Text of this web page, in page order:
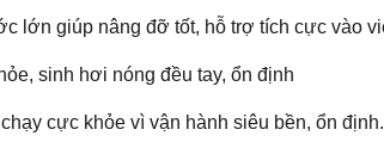
lớn giúp nâng đỡ tốt, hỗ trợ tích cực vào
sinh hơi nóng đều tay, ổn định
cực khỏe vì vận hành siêu bền, ổn định.